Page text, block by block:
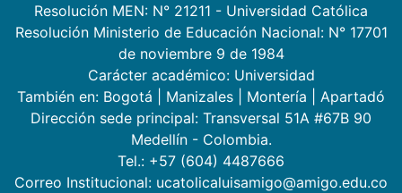
Resolución MEN: N° 21211 - Universidad Católica
Resolución Ministerio de Educación Nacional: N° 17701
de noviembre 9 de 1984
Carácter académico: Universidad
También en: Bogotá Manizales Montería
Apartadó
Dirección sede principal: Transversal 51A #67B 90
Medellín - Colombia.
Tel.: +57 (604) 4487666
Correo Institucional: ucatolicaluisamigo@amigo.edu.co